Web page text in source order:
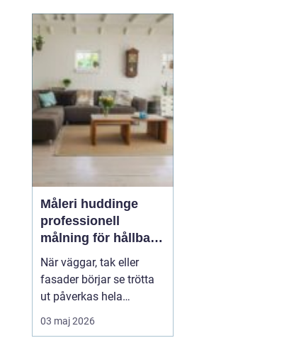
området. Många hus
närmar sig den ålder där
taktäckningen börjar ge
Måleri huddinge
professionell
målning för hållbara
och snygga resultat
När väggar, tak eller
fasader börjar se trötta
ut påverkas hela
intrycket av en bostad
eller fastighet. Måleri
03 maj 2026